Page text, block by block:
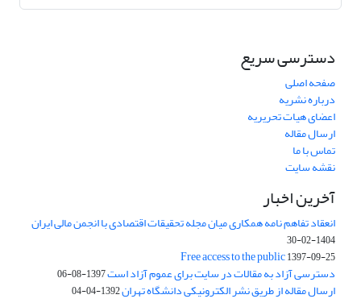
دسترسی سریع
صفحه اصلی
درباره نشریه
اعضای هیات تحریریه
ارسال مقاله
تماس با ما
نقشه سایت
آخرین اخبار
انعقاد تفاهم نامه همکاری میان مجله تحقیقات اقتصادی با انجمن مالی ایران
1404-02-30
Free access to the public1397-09-25
دسترسی آزاد به مقالات در سایت برای عموم آزاد است1397-08-06
ارسال مقاله از طریق نشر الکترونیکی دانشگاه تهران1392-04-04